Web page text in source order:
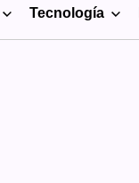
Tecnología